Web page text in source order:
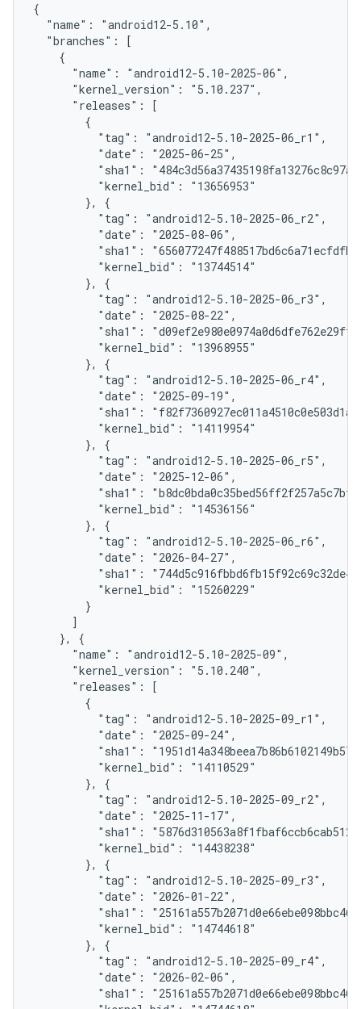
{
  "name": "android12-5.10",
  "branches": [
    {
      "name": "android12-5.10-2025-06",
      "kernel_version": "5.10.237",
      "releases": [
        {
          "tag": "android12-5.10-2025-06_r1",
          "date": "2025-06-25",
"sha1":
          "kernel_bid": "13656953"
        }, {
          "tag": "android12-5.10-2025-06_r2",
          "date": "2025-08-06",
"sha1":
          "kernel_bid": "13744514"
        }, {
          "tag": "android12-5.10-2025-06_r3",
          "date": "2025-08-22",
"sha1":
          "kernel_bid": "13968955"
        }, {
          "tag": "android12-5.10-2025-06_r4",
          "date": "2025-09-19",
"sha1":
          "kernel_bid": "14119954"
        }, {
          "tag": "android12-5.10-2025-06_r5",
          "date": "2025-12-06",
"sha1":
          "kernel_bid": "14536156"
        }, {
          "tag": "android12-5.10-2025-06_r6",
          "date": "2026-04-27",
"sha1":
          "kernel_bid": "15260229"
        }
      ]
    }, {
      "name": "android12-5.10-2025-09",
      "kernel_version": "5.10.240",
      "releases": [
        {
          "tag": "android12-5.10-2025-09_r1",
          "date": "2025-09-24",
"sha1":
          "kernel_bid": "14110529"
        }, {
          "tag": "android12-5.10-2025-09_r2",
          "date": "2025-11-17",
"sha1":
          "kernel_bid": "14438238"
        }, {
          "tag": "android12-5.10-2025-09_r3",
          "date": "2026-01-22",
"sha1":
          "kernel_bid": "14744618"
        }, {
          "tag": "android12-5.10-2025-09_r4",
          "date": "2026-02-06",
"sha1":